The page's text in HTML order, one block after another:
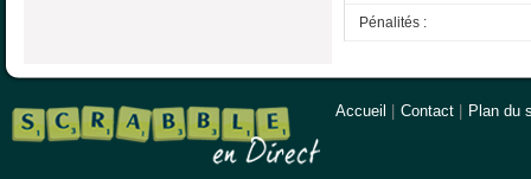
Pénalités :
Accueil Contact Plan du